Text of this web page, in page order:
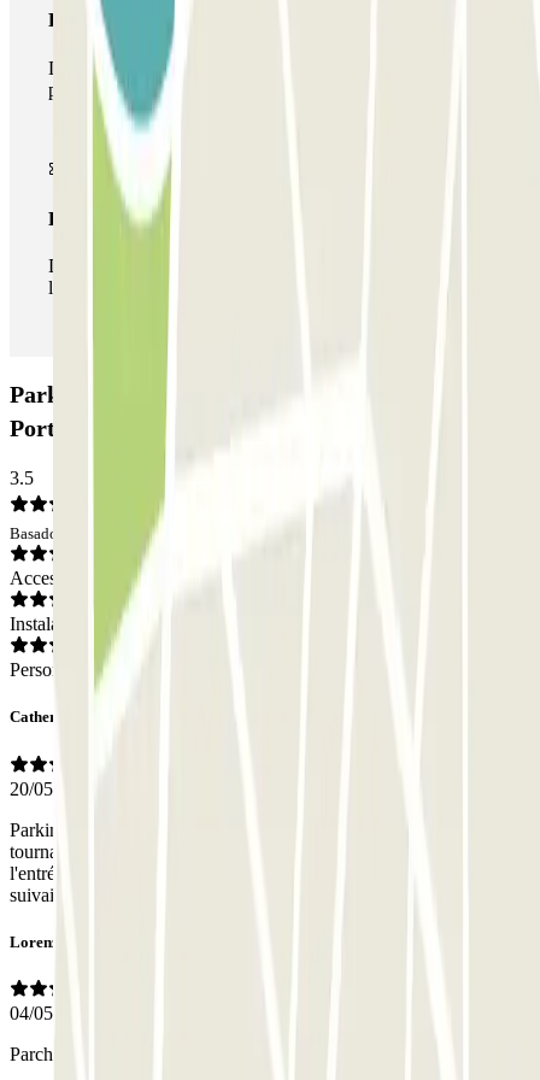
Pase multiparking
Durante tu estancia podrás hacer uso de toda la red de
parkings de este operador disponibles en Parclick.
Pase ilimitado
Durante tu estancia podrás entrar y salir del parking todas
las veces que quieras.
Parking Hôpital Diaconesses Croix Saint-Simon -
Porte de Montreuil Zenpark: Opiniones
3.5
Basado en 8 opiniones
Acceso
Instalaciones
Personal
Catherine
20/05/2026
Parking à côté de l'hôpital. Les places sont un peu étroites et les
tournant très justes. Quand le temps est dépassé, les codes pour
l'entrée piéton ne sont plus accessibles. J'ai raté le rdv médical qui
suivait en attendant 3/4h devant la porte !
Lorenzino
04/05/2026
Parcheggio usato con l applicazione in modo semplice